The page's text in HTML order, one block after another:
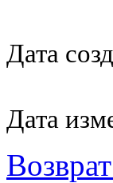
Дата
Дата